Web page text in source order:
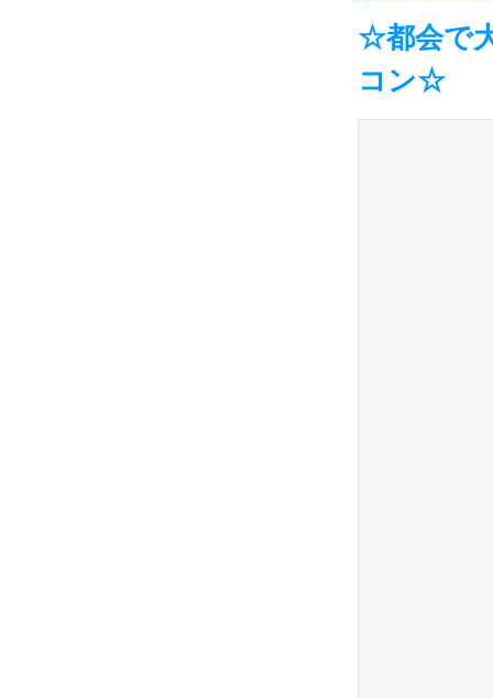
☆都会で
コン☆